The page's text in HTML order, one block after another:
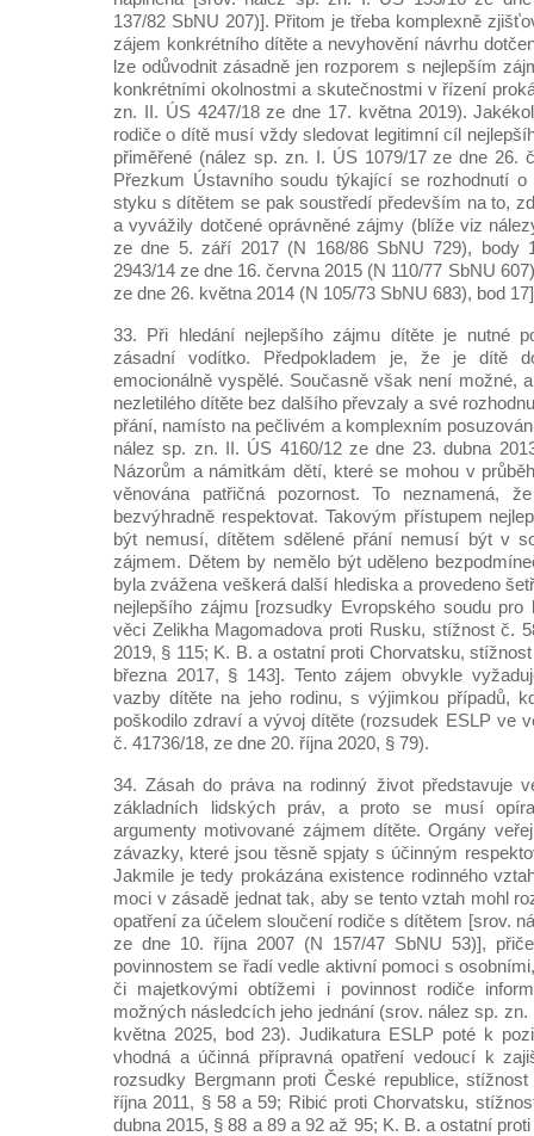
137/82 SbNU 207)]. Přitom je třeba komplexně
zájem konkrétního dítěte a nevyhovění návrhu
lze odůvodnit zásadně jen rozporem s nejlepším
konkrétními okolnostmi a skutečnostmi v řízení
zn. II. ÚS 4247/18 ze dne 17. května 2019).
rodiče o dítě musí vždy sledovat legitimní cíl
přiměřené (nález sp. zn. I. ÚS 1079/17 ze dne 26.
Přezkum Ústavního soudu týkající se rozhodnutí
styku s dítětem se pak soustředí především na to,
a vyvážily dotčené oprávněné zájmy (blíže viz
ze dne 5. září 2017 (N 168/86 SbNU 729),
2943/14 ze dne 16. června 2015 (N 110/77 SbNU
ze dne 26. května 2014 (N 105/73 SbNU 683), bod
33. Při hledání nejlepšího zájmu dítěte je nutné
zásadní vodítko. Předpokladem je, že je dítě
emocionálně vyspělé. Současně však není možné,
nezletilého dítěte bez dalšího převzaly a své
přání, namísto na pečlivém a komplexním
nález sp. zn. II. ÚS 4160/12 ze dne 23. dubna
Názorům a námitkám dětí, které se mohou v
věnována patřičná pozornost. To neznamená,
bezvýhradně respektovat. Takovým přístupem
být nemusí, dítětem sdělené přání nemusí být v
zájmem. Dětem by nemělo být uděleno
byla zvážena veškerá další hlediska a provedeno
nejlepšího zájmu [rozsudky Evropského soudu
věci Zelikha Magomadova proti Rusku, stížnost č.
2019, § 115; K. B. a ostatní proti Chorvatsku,
března 2017, § 143]. Tento zájem obvykle
vazby dítěte na jeho rodinu, s výjimkou případů,
poškodilo zdraví a vývoj dítěte (rozsudek ESLP ve
č. 41736/18, ze dne 20. října 2020, § 79).
34. Zásah do práva na rodinný život představuje
základních lidských práv, a proto se musí
argumenty motivované zájmem dítěte. Orgány
závazky, které jsou těsně spjaty s účinným
Jakmile je tedy prokázána existence rodinného
moci v zásadě jednat tak, aby se tento vztah mohl
opatření za účelem sloučení rodiče s dítětem [srov.
ze dne 10. října 2007 (N 157/47 SbNU 53)],
povinnostem se řadí vedle aktivní pomoci s
či majetkovými obtížemi i povinnost rodiče
možných následcích jeho jednání (srov. nález sp. zn.
května 2025, bod 23). Judikatura ESLP poté k
vhodná a účinná přípravná opatření vedoucí k
rozsudky Bergmann proti České republice,
října 2011, § 58 a 59; Ribić proti Chorvatsku,
dubna 2015, § 88 a 89 a 92 až 95; K. B. a ostatní